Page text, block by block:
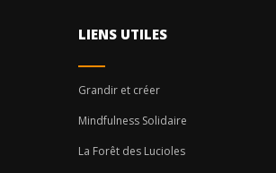
LIENS UTILES
Grandir et créer
Mindfulness Solidaire
La Forêt des Lucioles